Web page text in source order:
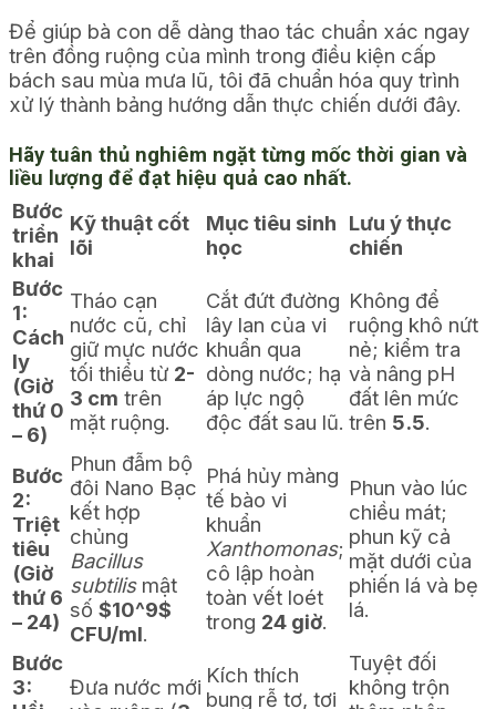
Để giúp bà con dễ dàng thao tác chuẩn xác ngay
trên đồng ruộng của mình trong điều kiện cấp
bách sau mùa mưa lũ, tôi đã chuẩn hóa quy trình
xử lý thành bảng hướng dẫn thực chiến dưới đây.
Hãy tuân thủ nghiêm ngặt từng mốc thời gian và
liều lượng để đạt hiệu quả cao nhất.
Bước
triển
khai
Kỹ thuật cốt
lõi
Mục tiêu sinh
học
Lưu ý thực
chiến
Bước
1:
Cách
ly
(Giờ
thứ 0
– 6)
Tháo cạn
nước cũ, chỉ
giữ mực nước
tối thiểu từ 2-
3 cm trên
mặt ruộng.
Cắt đứt đường
lây lan của vi
khuẩn qua
dòng nước; hạ
áp lực ngộ
độc đất sau lũ.
Không để
ruộng khô nứt
nẻ; kiểm tra
và nâng pH
đất lên mức
trên 5.5.
Bước
2:
Triệt
tiêu
(Giờ
thứ 6
– 24)
Phun đẫm bộ
đôi Nano Bạc
kết hợp
chủng
Bacillus
subtilismật
số $10^9$
CFU/ml.
Phá hủy màng
tế bào vi
khuẩn
Xanthomonas;
cô lập hoàn
toàn vết loét
trong 24 giờ.
Phun vào lúc
chiều mát;
phun kỹ cả
mặt dưới của
phiến lá và bẹ
lá.
Bước
3:
Đưa nước mới Kích thích
bung rễ tơ, tơi
Tuyệt đối
không trộn